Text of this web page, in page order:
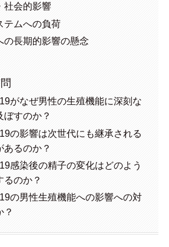
社会的影響
テムへの負荷
の長期的影響の懸念
がなぜ男性の生殖機能に深刻な
ぼすのか？
の影響は次世代にも継承される
あるのか？
感染後の精子の変化はどのよう
るのか？
の男性生殖機能への影響への対
？